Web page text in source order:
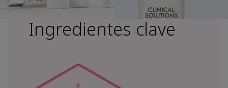
Ingredientes clave